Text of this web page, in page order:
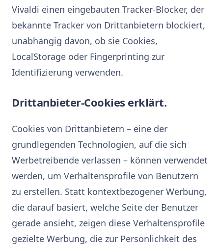
Vivaldi einen eingebauten Tracker-Blocker, der
bekannte Tracker von Drittanbietern blockiert,
unabhängig davon, ob sie Cookies,
LocalStorage oder Fingerprinting zur
Identifizierung verwenden.
Drittanbieter-Cookies erklärt.
Cookies von Drittanbietern – eine der
grundlegenden Technologien, auf die sich
Werbetreibende verlassen – können verwendet
werden, um Verhaltensprofile von Benutzern
zu erstellen. Statt kontextbezogener Werbung,
die darauf basiert, welche Seite der Benutzer
gerade ansieht, zeigen diese Verhaltensprofile
gezielte Werbung, die zur Persönlichkeit des